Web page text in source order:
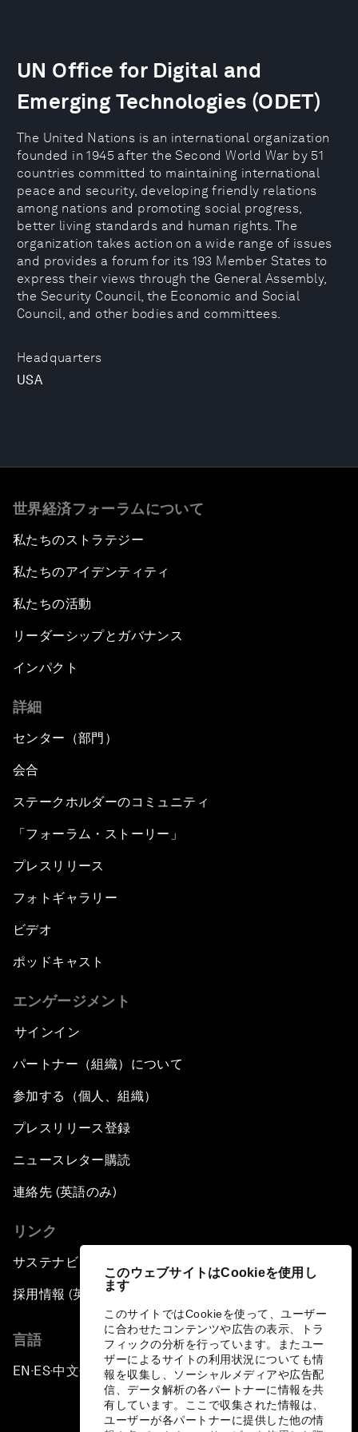
このウェブサイトはCookieを使用し
ます
このサイトではCookieを使って、ユーザー
に合わせたコンテンツや広告の表示、トラ
フィックの分析を行っています。またユー
ザーによるサイトの利用状況についても情
報を収集し、ソーシャルメディアや広告配
信、データ解析の各パートナーに情報を共
有しています。ここで収集された情報は、
ユーザーが各パートナーに提供した他の情
Headquarters
USA
UN Office for Digital and
Emerging Technologies (ODET)
The United Nations is an international organization
founded in 1945 after the Second World War by 51
countries committed to maintaining international
peace and security, developing friendly relations
among nations and promoting social progress,
better living standards and human rights. The
organization takes action on a wide range of issues
and provides a forum for its 193 Member States to
express their views through the General Assembly,
the Security Council, the Economic and Social
Council, and other bodies and committees.
世界経済フォーラムについて
私たちのストラテジー
私たちのアイデンティティ
私たちの活動
リーダーシップとガバナンス
インパクト
詳細
センター（部門）
会合
ステークホルダーのコミュニティ
「フォーラム・ストーリー」
プレスリリース
フォトギャラリー
ビデオ
ポッドキャスト
エンゲージメント
サインイン
パートナー（組織）について
参加する（個人、組織）
プレスリリース登録
ニュースレター購読
連絡先 (英語のみ)
リンク
サステナビリティへの取り組み
採用情報 (英語のみ)
言語
EN ▪ES▪中文▪ 日本語